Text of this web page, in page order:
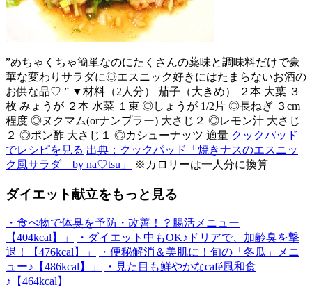
”めちゃくちゃ簡単なのにたくさんの薬味と調味料だけで豪
華な変わりサラダに◎エスニック好きにはたまらないお酒の
お供な品♡ ” ▼材料（2人分） 茄子（大きめ） ２本 大葉 ３
枚 みょうが ２本 水菜 １束 ◎しょうが 1/2片 ◎長ねぎ ３cm
程度 ◎ヌクマム(orナンプラー) 大さじ２ ◎レモン汁 大さじ
２ ◎ポン酢 大さじ１ ◎カシューナッツ 適量 クックパッド
でレシピを見る 出典：クックパッド「焼きナスのエスニッ
ク風サラダ by na♡tsu」
※カロリーは一人分に換算
ダイエット献立をもっと見る
・食べ物で体臭を予防・改善！？腸活メニュー
【404kcal】」
・ダイエット中もOK♪ドリアで、加齢臭を撃
退！【476kcal】」
・便秘解消＆美肌に！旬の「冬瓜」メニ
ュー♪【486kcal】」
・見た目も鮮やかなcafé風和食
♪【464kcal】